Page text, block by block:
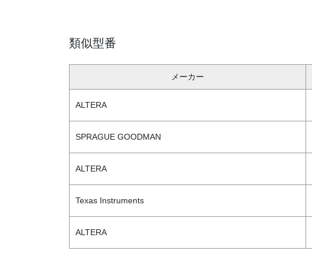
類似型番
メーカー
ALTERA
SPRAGUE GOODMAN
ALTERA
Texas Instruments
ALTERA